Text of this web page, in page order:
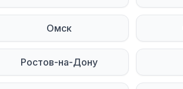
Оренбург 05.08.2026
Омск
Ростов-на-Дону